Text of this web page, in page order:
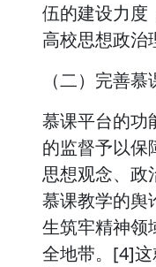
伍的建设力度
高校思想政治
（二）完善
慕课平台的功
的监督予以保
思想观念、政
慕课教学的舆
生筑牢精神领
全地带。[4]